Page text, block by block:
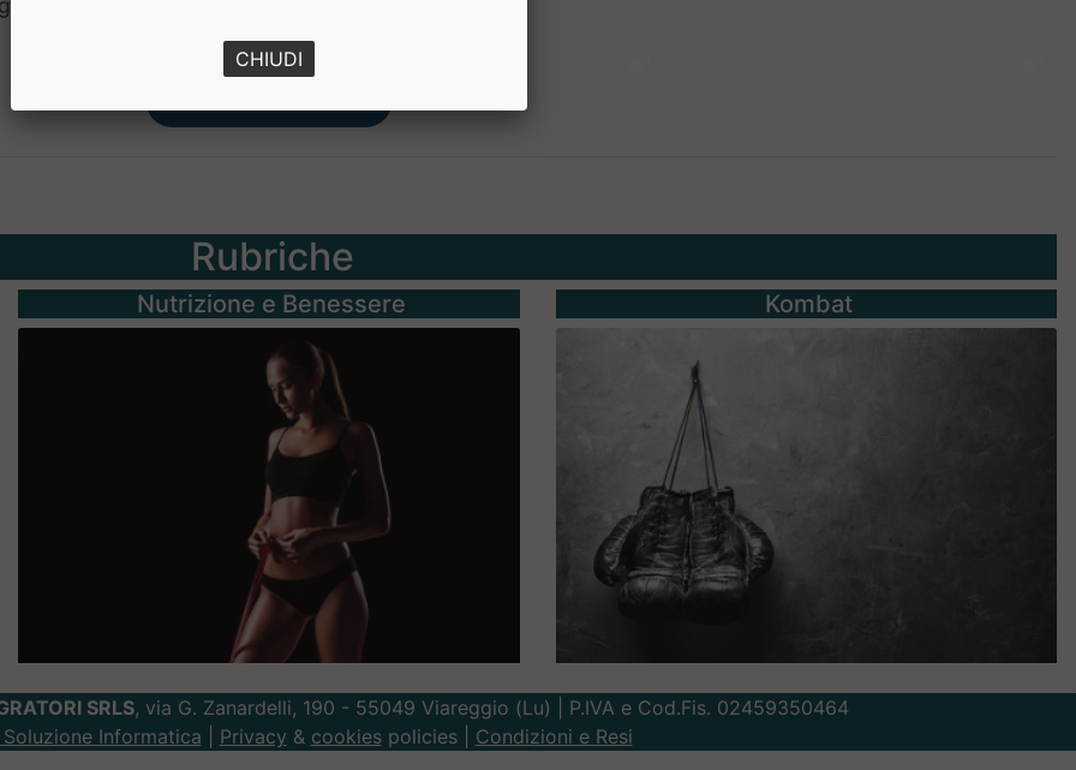
Rubriche
Nutrizione e Benessere Kombat
SRLS, via G. Zanardelli, 190 - 55049 Viareggio (Lu) | P.IVA e Cod.Fis. 02459350464
Informatica
Privacy & cookiespolicies | Condizioni e Resi
CHIUDI